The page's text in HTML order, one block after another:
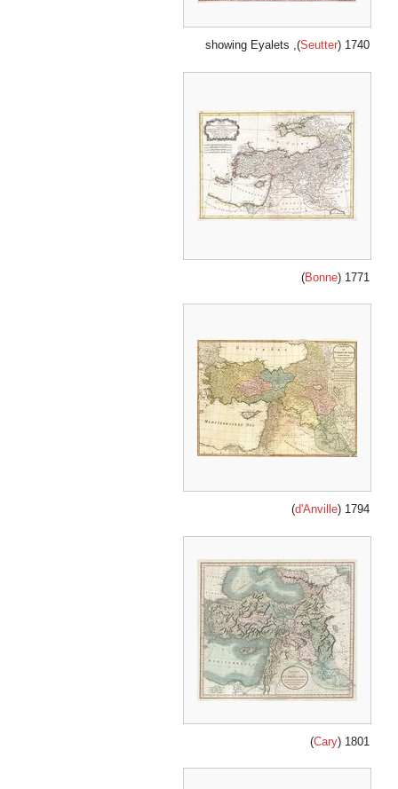
1740 (
Seutter
), showing Eyalets
1771 (
Bonne
)
1794 (
d'Anville
)
1801 (
Cary
)